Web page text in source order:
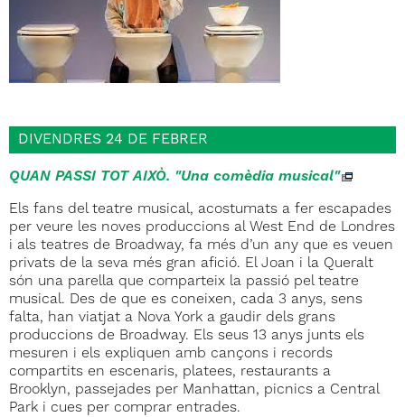
DIVENDRES 24 DE FEBRER
QUAN PASSI TOT AIXÒ. "Una comèdia musical"
Els fans del teatre musical, acostumats a fer escapades
per veure les noves produccions al West End de Londres
i als teatres de Broadway, fa més d’un any que es veuen
privats de la seva més gran afició. El Joan i la Queralt
són una parella que comparteix la passió pel teatre
musical. Des de que es coneixen, cada 3 anys, sens
falta, han viatjat a Nova York a gaudir dels grans
produccions de Broadway. Els seus 13 anys junts els
mesuren i els expliquen amb cançons i records
compartits en escenaris, platees, restaurants a
Brooklyn, passejades per Manhattan, picnics a Central
Park i cues per comprar entrades.